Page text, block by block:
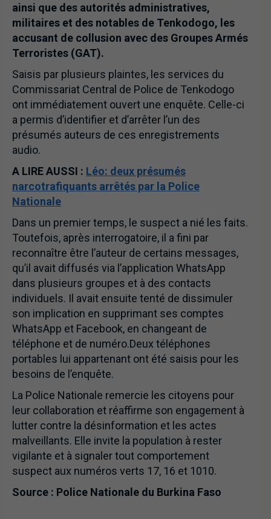
ainsi que des autorités administratives,
militaires et des notables de Tenkodogo, les
accusant de collusion avec des Groupes Armés
Terroristes (GAT).
Saisis par plusieurs plaintes, les services du
Commissariat Central de Police de Tenkodogo
ont immédiatement ouvert une enquête. Celle-ci
a permis d’identifier et d’arrêter l’un des
présumés auteurs de ces enregistrements
audio.
A LIRE AUSSI : Léo: deux présumés
narcotrafiquants arrêtés par la Police
Nationale
Dans un premier temps, le suspect a nié les faits.
Toutefois, après interrogatoire, il a fini par
reconnaître être l’auteur de certains messages,
qu’il avait diffusés via l’application WhatsApp
dans plusieurs groupes et à des contacts
individuels. Il avait ensuite tenté de dissimuler
son implication en supprimant ses comptes
WhatsApp et Facebook, en changeant de
téléphone et de numéro.Deux téléphones
portables lui appartenant ont été saisis pour les
besoins de l’enquête.
La Police Nationale remercie les citoyens pour
leur collaboration et réaffirme son engagement à
lutter contre la désinformation et les actes
malveillants. Elle invite la population à rester
vigilante et à signaler tout comportement
suspect aux numéros verts 17, 16 et 1010.
Source : Police Nationale du Burkina Faso